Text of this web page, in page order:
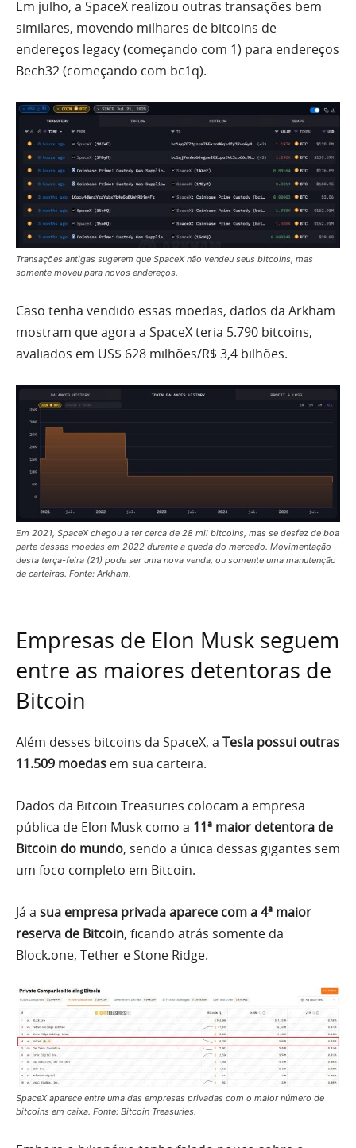
Em julho, a SpaceX realizou outras transações bem
similares, movendo milhares de bitcoins de
endereços legacy (começando com 1) para endereços
Bech32 (começando com bc1q).
Transações antigas sugerem que SpaceX não vendeu seus bitcoins, mas
somente moveu para novos endereços.
Caso tenha vendido essas moedas, dados da Arkham
mostram que agora a SpaceX teria 5.790 bitcoins,
avaliados em US$ 628 milhões/R$ 3,4 bilhões.
Em 2021, SpaceX chegou a ter cerca de 28 mil bitcoins, mas se desfez de boa
parte dessas moedas em 2022 durante a queda do mercado. Movimentação
desta terça-feira (21) pode ser uma nova venda, ou somente uma manutenção
de carteiras. Fonte: Arkham.
Empresas de Elon Musk seguem
entre as maiores detentoras de
Bitcoin
Além desses bitcoins da SpaceX, a Tesla possui outras
11.509 moedas em sua carteira.
Dados da Bitcoin Treasuries colocam a empresa
pública de Elon Musk como a 11ª maior detentora de
Bitcoin do mundo, sendo a única dessas gigantes sem
um foco completo em Bitcoin.
Já a sua empresa privada aparece com a 4ª maior
reserva de Bitcoin, ficando atrás somente da
Block.one, Tether e Stone Ridge.
SpaceX aparece entre uma das empresas privadas com o maior número de
bitcoins em caixa. Fonte: Bitcoin Treasuries.